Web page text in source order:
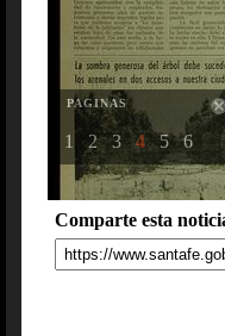
PAGINAS
1 2 3 4 5 6
Comparte esta